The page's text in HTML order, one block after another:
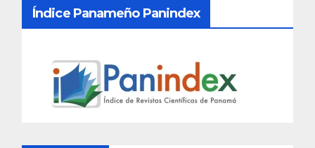
Índice Panameño Panindex